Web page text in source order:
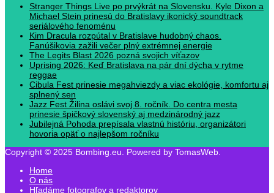
Stranger Things Live po prvýkrát na Slovensku. Kyle Dixon a
Michael Stein prinesú do Bratislavy ikonický soundtrack
seriálového fenoménu
Kim Dracula rozpútal v Bratislave hudobný chaos.
Fanúšikovia zažili večer plný extrémnej energie
The Legits Blast 2026 pozná svojich víťazov
Uprising 2026: Keď Bratislava na pár dní dýcha v rytme
reggae
Cibula Fest prinesie megahviezdy a viac ekológie, komfortu aj
splnený sen
Jazz Fest Žilina oslávi svoj 8. ročník. Do centra mesta
prinesie špičkový slovenský aj medzinárodný jazz
Jubilejná Pohoda prepísala vlastnú históriu, organizátori
hovoria opäť o najlepšom ročníku
Copyright © 2025 Bombing.eu. Powered by TomasWeb.
Home
O nás
Hľadáme fotografov a redaktorov